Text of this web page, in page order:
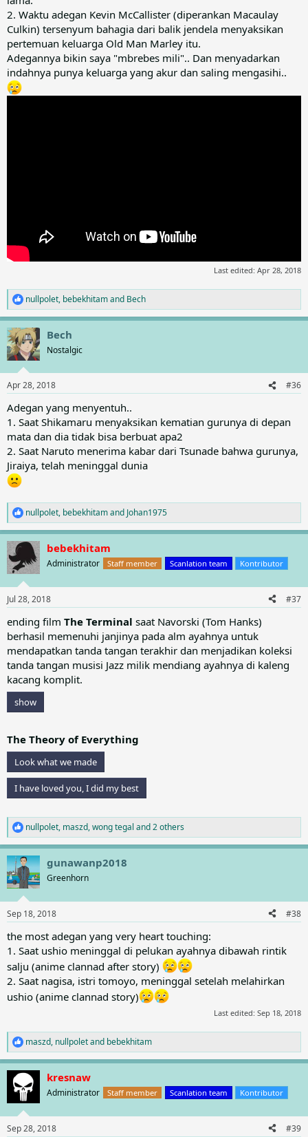
2. Waktu adegan Kevin McCallister (diperankan Macaulay
Culkin) tersenyum bahagia dari balik jendela menyaksikan
pertemuan keluarga Old Man Marley itu.
Adegannya bikin saya "mbrebes mili".. Dan menyadarkan
indahnya punya keluarga yang akur dan saling mengasihi..
Last edited: Apr 28, 2018
R
e
a
c
t
i
s
nullpolet, bebekhitamand Bech
Bech
Nostalgic
Apr 28, 2018 #36
Adegan yang menyentuh..
1. Saat Shikamaru menyaksikan kematian gurunya di depan
mata dan dia tidak bisa berbuat apa2
2. Saat Naruto menerima kabar dari Tsunade bahwa gurunya,
Jiraiya, telah meninggal dunia
R
e
a
c
t
i
n
s
nullpolet, bebekhitamand Johan1975
bebekhitam
Administrator Staff member Scanlation team Kontributor
Jul 28, 2018 #37
ending film The Terminal saat Navorski (Tom Hanks)
berhasil memenuhi janjinya pada alm ayahnya untuk
mendapatkan tanda tangan terakhir dan menjadikan koleksi
tanda tangan musisi Jazz milik mendiang ayahnya di kaleng
kacang komplit.
show
The Theory of Everything
Look what we made
I have loved you, I did my best
R
e
a
c
t
i
s
:
nullpolet, maszd,wong tegal and 2 others
gunawanp2018
Greenhorn
Sep 18, 2018 #38
the most adegan yang very heart touching:
1. Saat ushio meninggal di pelukan ayahnya dibawah rintik
salju (anime clannad after story)
2. Saat nagisa, istri tomoyo, meninggal setelah melahirkan
ushio (anime clannad story)
Last edited: Sep 18, 2018
R
e
a
c
t
i
s
maszd, nullpoletand bebekhitam
kresnaw
Administrator Staff member Scanlation team Kontributor
Sep 28, 2018 #39